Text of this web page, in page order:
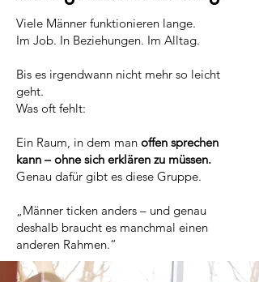
Viele Männer funktionieren lange.
Im Job. In Beziehungen. Im Alltag.
Bis es irgendwann nicht mehr so leicht
geht.
Was oft fehlt:
Ein Raum, in dem man offen sprechen
kann – ohne sich erklären zu müssen.
Genau dafür gibt es diese Gruppe.
„Männer ticken anders – und genau
deshalb braucht es manchmal einen
anderen Rahmen.“